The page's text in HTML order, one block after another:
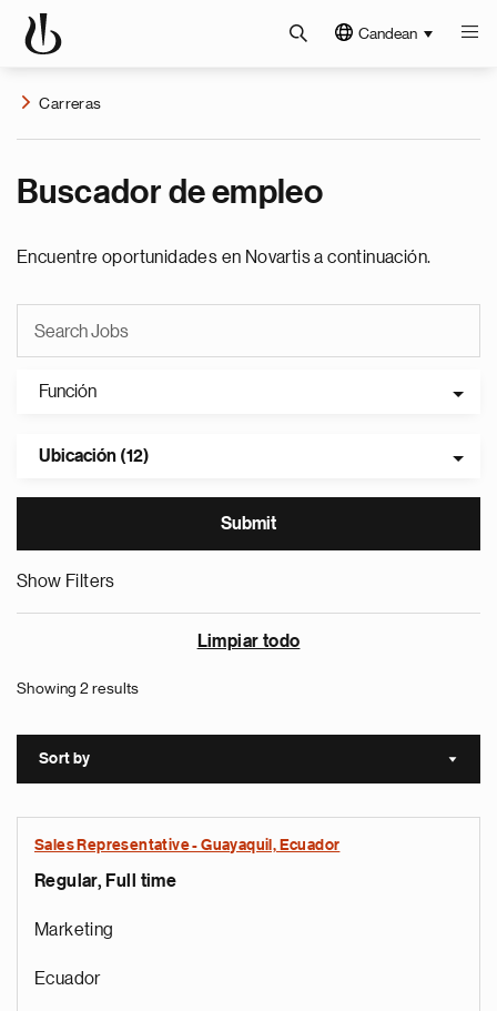
Candean
Carreras
Buscador de empleo
Encuentre oportunidades en Novartis a continuación.
Función
Ubicación (12)
Show Filters
Limpiar todo
Showing 2 results
Sort by Sort
Sales Representative - Guayaquil, Ecuador
Regular, Full time
Marketing
Ecuador